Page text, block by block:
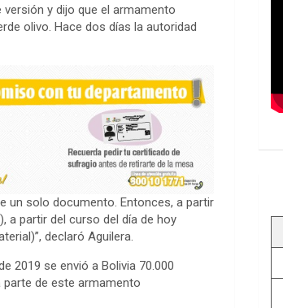
y dijo que el armamento
olivo. Hace dos días la autoridad
un solo documento. Entonces, a partir
a partir del curso del día de hoy
declaró Aguilera.
2019 se envió a Bolivia 70.000
parte de este armamento